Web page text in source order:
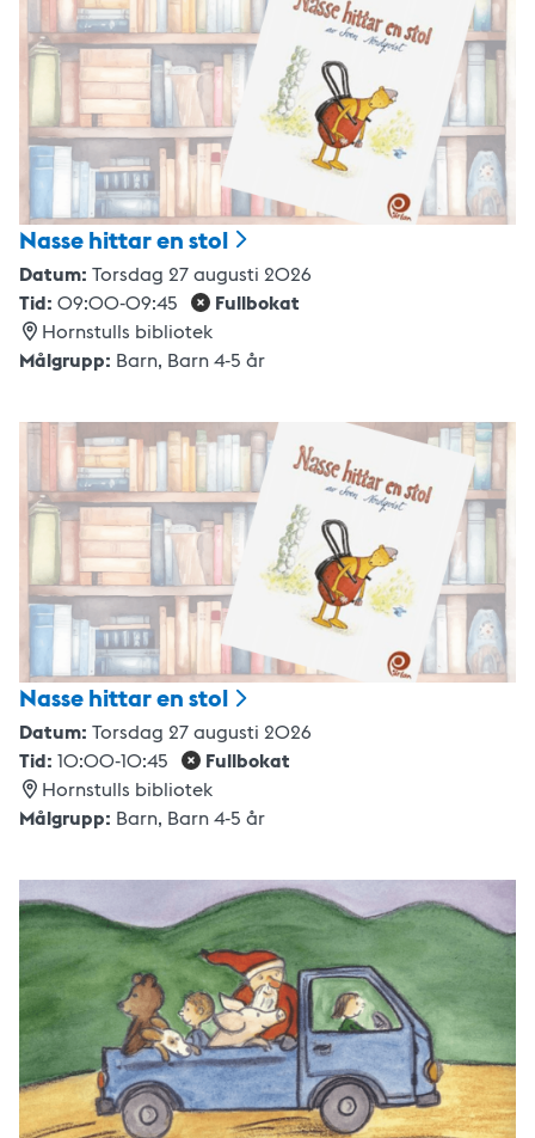
Nasse hittar enstol
Datum: Torsdag 27 augusti 2026
Tid: 09:00-09:45
Fullbokat
Hornstulls bibliotek
Målgrupp: Barn, Barn 4-5 år
Nasse hittar enstol
Datum: Torsdag 27 augusti 2026
Tid: 10:00-10:45
Fullbokat
Hornstulls bibliotek
Målgrupp: Barn, Barn 4-5 år